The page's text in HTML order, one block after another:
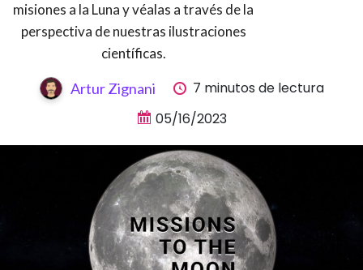
misiones a la Luna y véalas a través de la
perspectiva de nuestras ilustraciones
científicas.
Artur Zignani
7 minutos de lectura
05/16/2023